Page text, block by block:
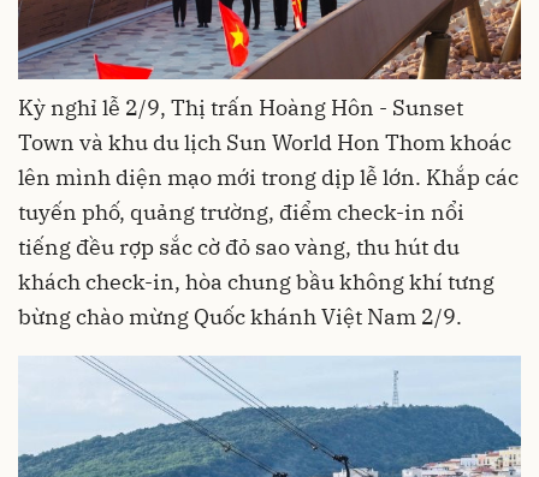
Kỳ nghỉ lễ 2/9, Thị trấn Hoàng Hôn - Sunset
Town và khu du lịch Sun World Hon Thom khoác
lên mình diện mạo mới trong dịp lễ lớn. Khắp các
tuyến phố, quảng trường, điểm check-in nổi
tiếng đều rợp sắc cờ đỏ sao vàng, thu hút du
khách check-in, hòa chung bầu không khí tưng
bừng chào mừng Quốc khánh Việt Nam 2/9.